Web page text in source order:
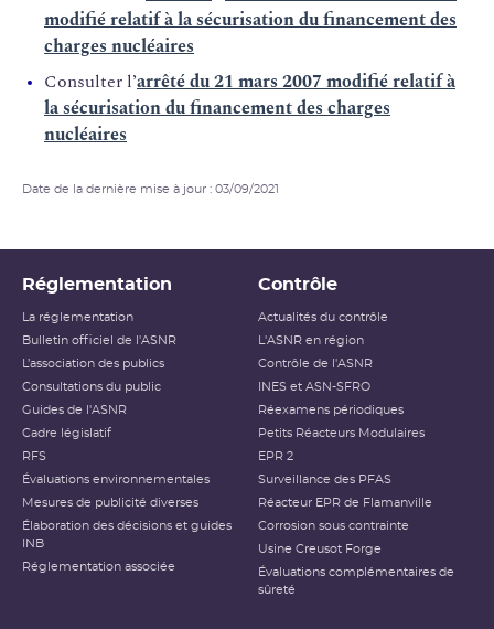
modifié relatif à la sécurisation du financement des
charges nucléaires
Consulter l’arrêté du 21 mars 2007 modifié relatif à
la sécurisation du financement des charges
nucléaires
Date de la dernière mise à jour : 03/09/2021
Réglementation
La réglementation
Bulletin officiel de l'ASNR
L’association des publics
Consultations du public
Guides de l'ASNR
Cadre législatif
RFS
Évaluations environnementales
Mesures de publicité diverses
Élaboration des décisions et guides
INB
Réglementation associée
Contrôle
Actualités du contrôle
L'ASNR en région
Contrôle de l'ASNR
INES et ASN-SFRO
Réexamens périodiques
Petits Réacteurs Modulaires
EPR 2
Surveillance des PFAS
Réacteur EPR de Flamanville
Corrosion sous contrainte
Usine Creusot Forge
Évaluations complémentaires de
sûreté